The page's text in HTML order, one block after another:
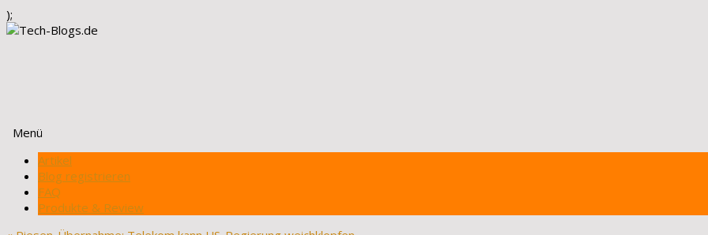
);
Menü
Zum
Inhalt
springen
Artikel
Blog registrieren
FAQ
Produkte & Review